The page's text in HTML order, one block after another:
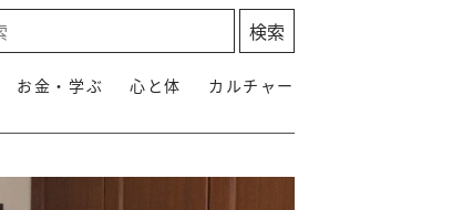
お金・学ぶ 心と体 カルチャー